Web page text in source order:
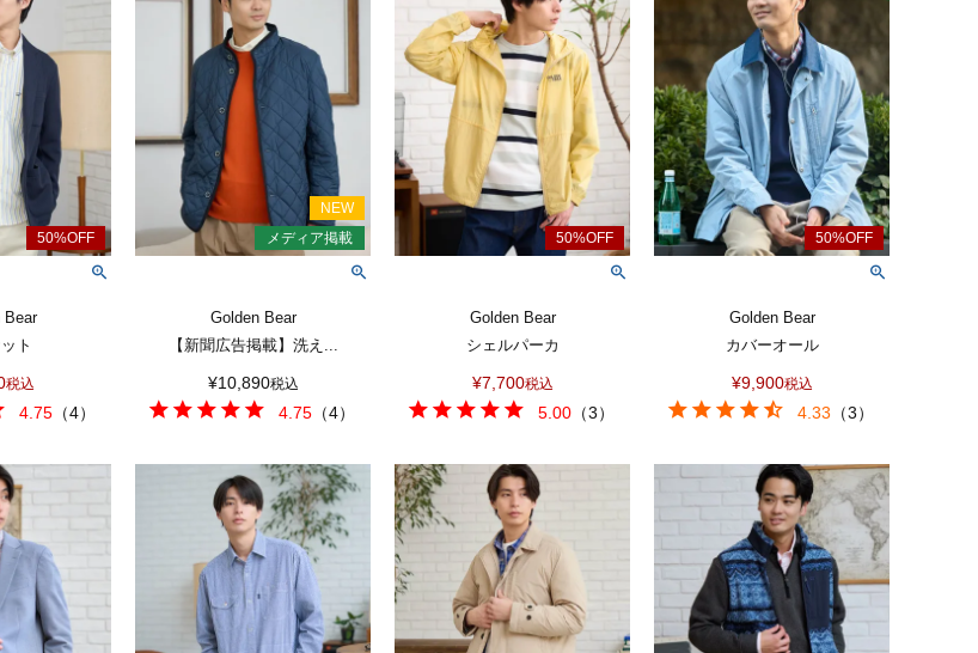
Bear
ト
税込
4.75 （4）
Golden Bear
【新聞広告掲載】洗え...
¥10,890税込
4.75 （4）
Golden Bear
シェルパーカ
¥7,700税込
5.00 （3）
Golden Bear
カバーオール
¥9,900税込
4.33 （3）